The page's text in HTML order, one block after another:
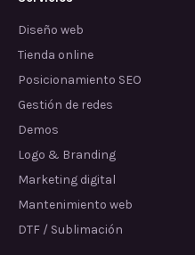
Diseño web
Tienda online
Posicionamiento SEO
Gestión de redes
Demos
Logo & Branding
Marketing digital
Mantenimiento web
DTF / Sublimación